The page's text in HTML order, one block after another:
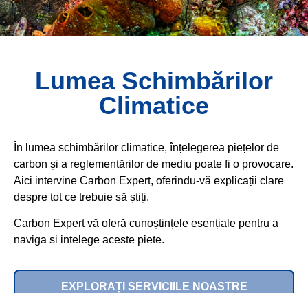
Lumea Schimbărilor
Climatice
În lumea schimbărilor climatice, înțelegerea piețelor de
carbon și a reglementărilor de mediu poate fi o provocare.
Aici intervine Carbon Expert, oferindu-vă explicații clare
despre tot ce trebuie să știți.
Carbon Expert vă oferă cunoștințele esențiale pentru a
naviga si intelege aceste piete.
EXPLORAȚI SERVICIILE NOASTRE